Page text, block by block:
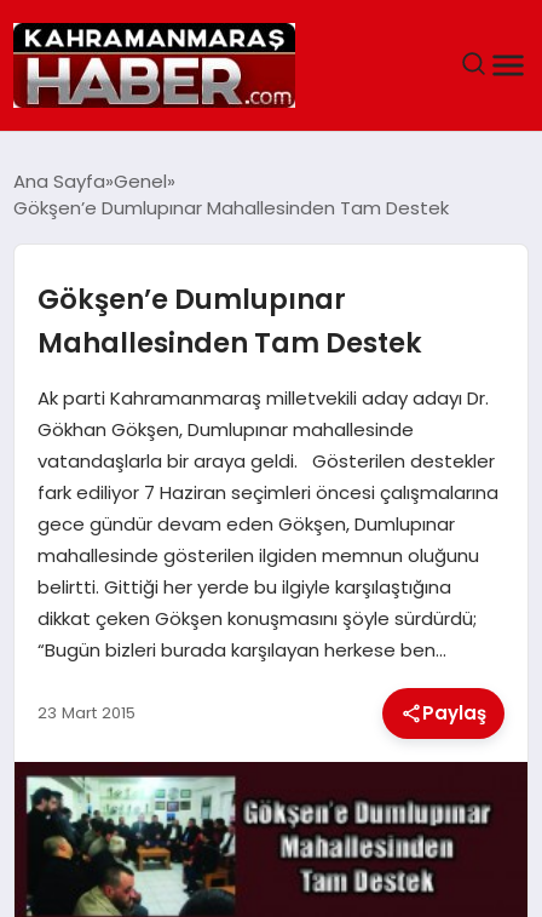
SIYASET
EĞITIM
EKONOMI
SAĞLIK
GENEL
SPOR
İLÇE HABERLERI
DÜNYA
YAZARLAR
KÜNYE
Ana Sayfa Genel
Gökşen’e Dumlupınar Mahallesinden Tam Destek
Gökşen’e Dumlupınar
Mahallesinden Tam Destek
Ak parti Kahramanmaraş milletvekili aday adayı Dr.
Gökhan Gökşen, Dumlupınar mahallesinde
vatandaşlarla bir araya geldi. Gösterilen destekler
fark ediliyor 7 Haziran seçimleri öncesi çalışmalarına
gece gündür devam eden Gökşen, Dumlupınar
mahallesinde gösterilen ilgiden memnun oluğunu
belirtti. Gittiği her yerde bu ilgiyle karşılaştığına
dikkat çeken Gökşen konuşmasını şöyle sürdürdü;
“Bugün bizleri burada karşılayan herkese ben…
23 Mart 2015 Paylaş